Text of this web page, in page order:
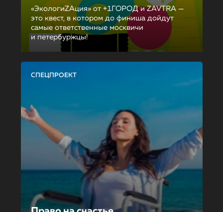
«ЭкологиZAция» от +1ГОРОД и ZAVTRA —
это квест, в котором до финиша дойдут
самые ответственные москвичи
и петербуржцы!
СПЕЦПРОЕКТ